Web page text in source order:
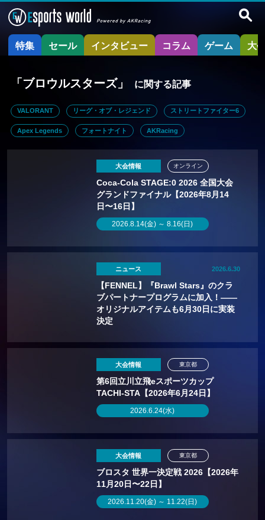
特集 セール インタビュー コラム ゲーム 大
「ブロウルスターズ」 に関する記事
VALORANT リーグ・オブ・レジェンド ストリートファイター6
Apex Legends フォートナイト AKRacing
大会情報
Coca-Cola STAGE:0 2026 全国大会
グランドファイナル【2026年8月14
日〜16日】
2026.8.14(金) ～ 8.16(日)
オンライン
ニュース 2026.6.30
【FENNEL】『Brawl Stars』のクラ
ブパートナープログラムに加入！——
オリジナルアイテムも6月30日に実装
決定
大会情報
第6回立川立飛eスポーツカップ
TACHI-STA【2026年6月24日】
2026.6.24(水)
東京都
大会情報
ブロスタ 世界一決定戦 2026【2026年
11月20日〜22日】
2026.11.20(金) ～ 11.22(日)
東京都